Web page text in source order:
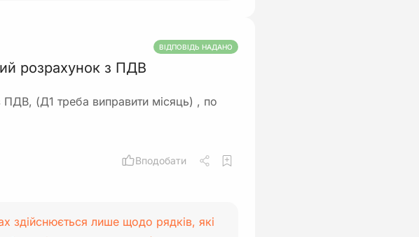
ВІДПОВІДЬ НАДАНО
розрахунок з ПДВ
(Д1 треба виправити місяць) , по
Вподобати
здійснюється лише щодо рядків, які